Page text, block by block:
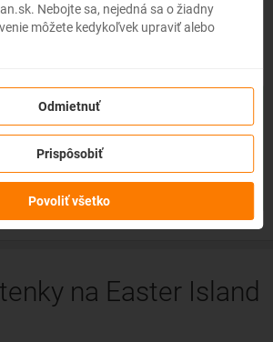
letenky
z akéhokoľvek dôvodu
odletombez udania dôvodu!Po
na zmenu údajov na letenke k
až 80% ceny z rezervácie.Službu si
pri procese rezervácie letenky.
na Easter Island
Nebojte sa, nejedná sa o žiadny
môžete kedykoľvek upraviť alebo
Odmietnuť
Prispôsobiť
Povoliť všetko